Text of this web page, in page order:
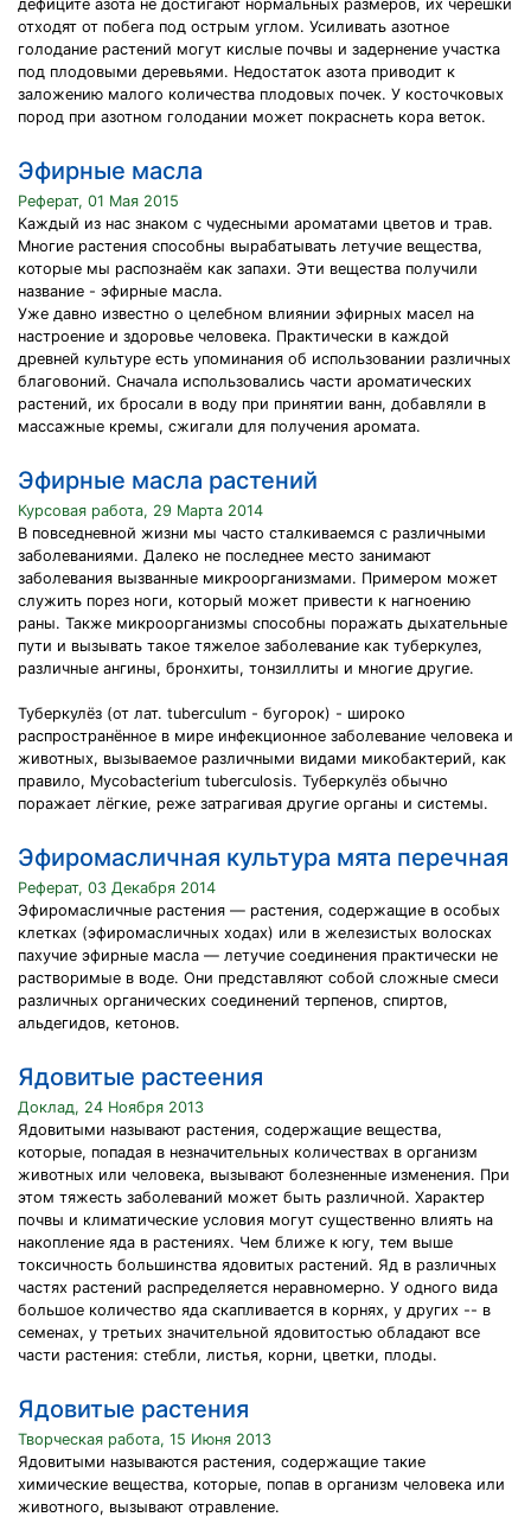
дефиците азота не достигают нормальных размеров, их черешки
отходят от побега под острым углом. Усиливать азотное
голодание растений могут кислые почвы и задернение участка
под плодовыми деревьями. Недостаток азота приводит к
заложению малого количества плодовых почек. У косточковых
пород при азотном голодании может покраснеть кора веток.
Эфирные масла
Реферат, 01 Мая 2015
Каждый из нас знаком с чудесными ароматами цветов и трав.
Многие растения способны вырабатывать летучие вещества,
которые мы распознаём как запахи. Эти вещества получили
название - эфирные масла.
Уже давно известно о целебном влиянии эфирных масел на
настроение и здоровье человека. Практически в каждой
древней культуре есть упоминания об использовании различных
благовоний. Сначала использовались части ароматических
растений, их бросали в воду при принятии ванн, добавляли в
массажные кремы, сжигали для получения аромата.
Эфирные масла растений
Курсовая работа, 29 Марта 2014
В повседневной жизни мы часто сталкиваемся с различными
заболеваниями. Далеко не последнее место занимают
заболевания вызванные микроорганизмами. Примером может
служить порез ноги, который может привести к нагноению
раны. Также микроорганизмы способны поражать дыхательные
пути и вызывать такое тяжелое заболевание как туберкулез,
различные ангины, бронхиты, тонзиллиты и многие другие.
Туберкулёз (от лат. tuberculum - бугорок) - широко
распространённое в мире инфекционное заболевание человека и
животных, вызываемое различными видами микобактерий, как
правило, Mycobacterium tuberculosis. Туберкулёз обычно
поражает лёгкие, реже затрагивая другие органы и системы.
Эфиромасличная культура мята перечная
Реферат, 03 Декабря 2014
Эфиромасличные растения — растения, содержащие в особых
клетках (эфиромасличных ходах) или в железистых волосках
пахучие эфирные масла — летучие соединения практически не
растворимые в воде. Они представляют собой сложные смеси
различных органических соединений терпенов, спиртов,
альдегидов, кетонов.
Ядовитые растеения
Доклад, 24 Ноября 2013
Ядовитыми называют растения, содержащие вещества,
которые, попадая в незначительных количествах в организм
животных или человека, вызывают болезненные изменения. При
этом тяжесть заболеваний может быть различной. Характер
почвы и климатические условия могут существенно влиять на
накопление яда в растениях. Чем ближе к югу, тем выше
токсичность большинства ядовитых растений. Яд в различных
частях растений распределяется неравномерно. У одного вида
большое количество яда скапливается в корнях, у других -- в
семенах, у третьих значительной ядовитостью обладают все
части растения: стебли, листья, корни, цветки, плоды.
Ядовитые растения
Творческая работа, 15 Июня 2013
Ядовитыми называются растения, содержащие такие
химические вещества, которые, попав в организм человека или
животного, вызывают отравление.